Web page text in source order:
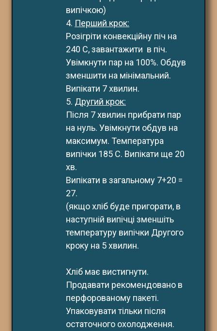
випічкою)
4. Перший крок:
Розігріти конвекційну піч на
240 С, завантажити  в піч.
Увімкнути пар на 100%. Обдув
зменшити на мінімальний.
Випікати 7 хвилин.
5. Другий крок:
Після 7 хвилин прибрати пар
на нуль. Увімкнути обдув на
максимум. Температура
випічки 185 С. Випікати ще 20
хв.
Випікати в загальному 7+20 =
27.
(якщо хліб буде пригорати, в
наступній випічці зменшіть
температуру випічки Другого
кроку на 5 хвилин.
Хліб має вистигнути.
Продавати рекомендовано в
перфорованому пакеті.
Упаковувати тільки після
остаточного охолодження.